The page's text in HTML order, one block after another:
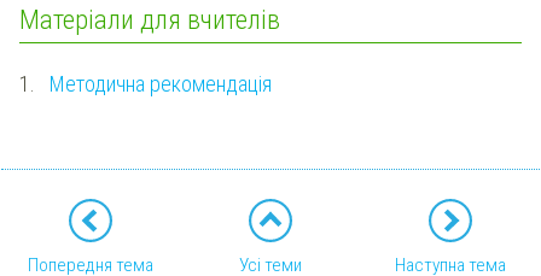
Матеріали для вчителів
1. Методична рекомендація
Попередня тема Усі теми Наступна тема